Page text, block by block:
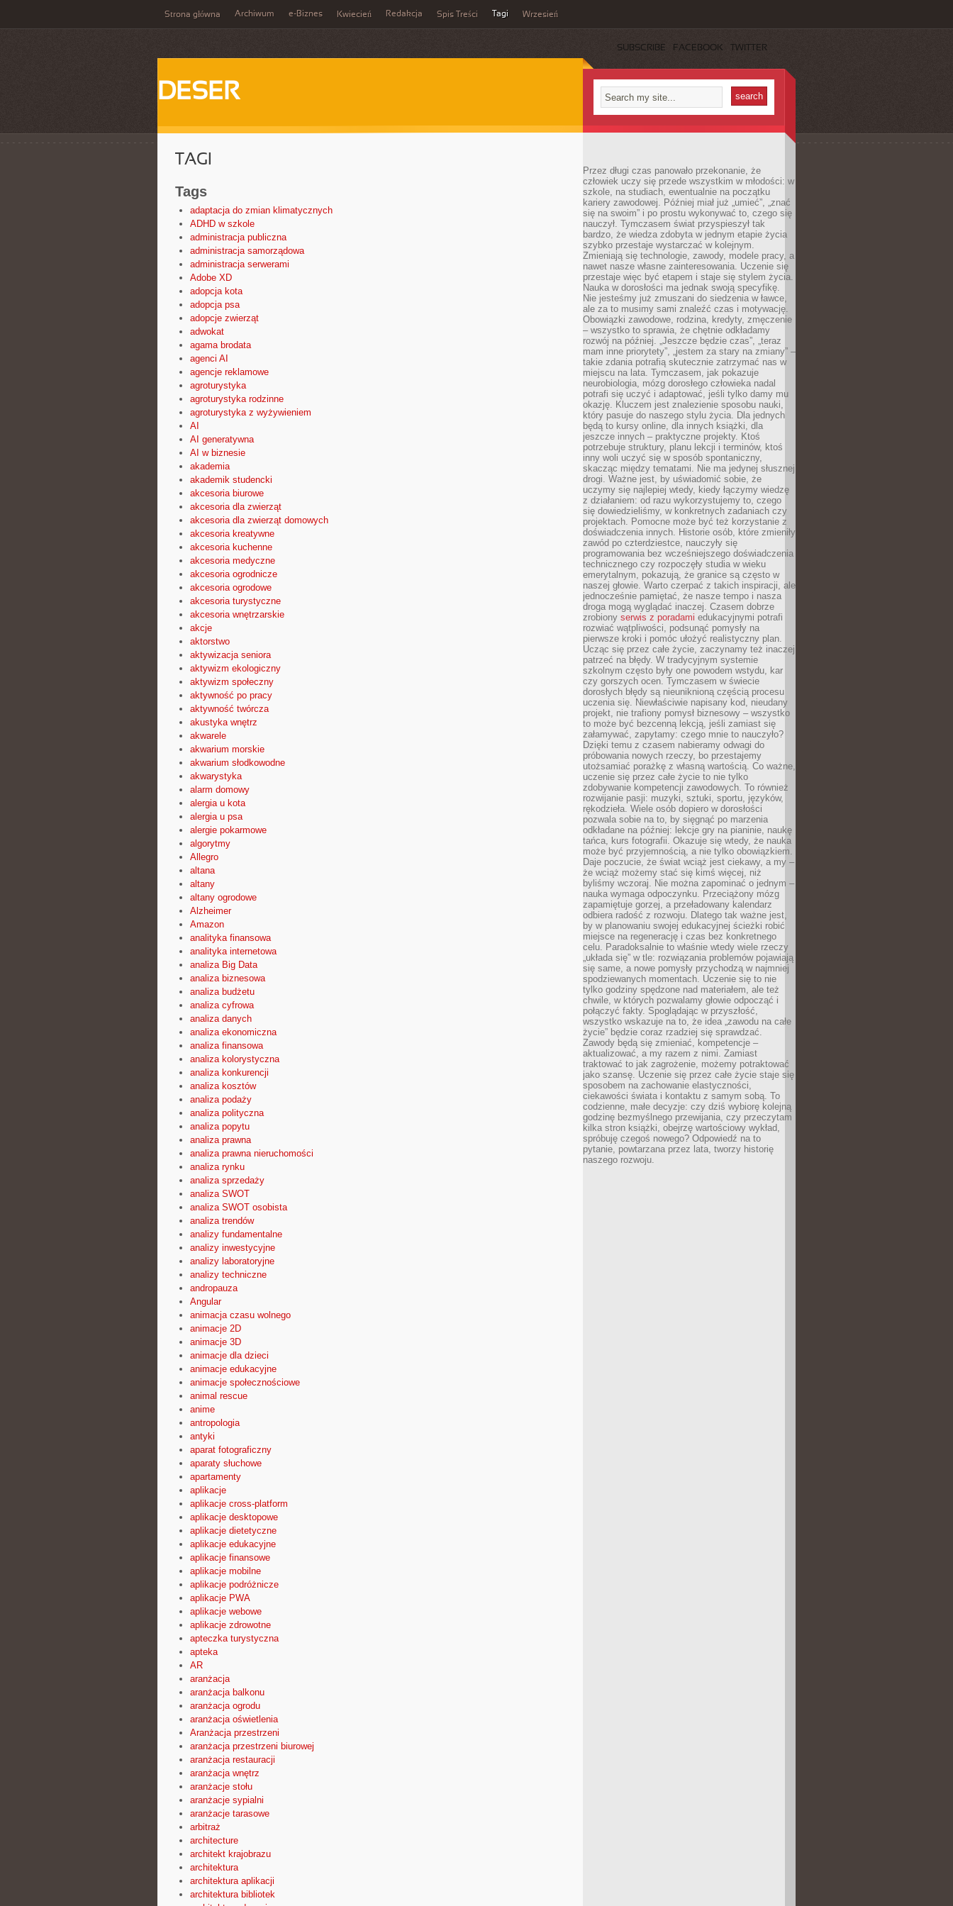
Strona główna Archiwum e-Biznes Kwiecień Redakcja Spis Treści Tagi Wrzesień
SUBSCRIBE FACEBOOK TWITTER
DESER
TAGI
Tags
adaptacja do zmian klimatycznych
ADHD w szkole
administracja publiczna
administracja samorządowa
administracja serwerami
Adobe XD
adopcja kota
adopcja psa
adopcje zwierząt
adwokat
agama brodata
agenci AI
agencje reklamowe
agroturystyka
agroturystyka rodzinne
agroturystyka z wyżywieniem
AI
AI generatywna
AI w biznesie
akademia
akademik studencki
akcesoria biurowe
akcesoria dla zwierząt
akcesoria dla zwierząt domowych
akcesoria kreatywne
akcesoria kuchenne
akcesoria medyczne
akcesoria ogrodnicze
akcesoria ogrodowe
akcesoria turystyczne
akcesoria wnętrzarskie
akcje
aktorstwo
aktywizacja seniora
aktywizm ekologiczny
aktywizm społeczny
aktywność po pracy
aktywność twórcza
akustyka wnętrz
akwarele
akwarium morskie
akwarium słodkowodne
akwarystyka
alarm domowy
alergia u kota
alergia u psa
alergie pokarmowe
algorytmy
Allegro
altana
altany
altany ogrodowe
Alzheimer
Amazon
analityka finansowa
analityka internetowa
analiza Big Data
analiza biznesowa
analiza budżetu
analiza cyfrowa
analiza danych
analiza ekonomiczna
analiza finansowa
analiza kolorystyczna
analiza konkurencji
analiza kosztów
analiza podaży
analiza polityczna
analiza popytu
analiza prawna
analiza prawna nieruchomości
analiza rynku
analiza sprzedaży
analiza SWOT
analiza SWOT osobista
analiza trendów
analizy fundamentalne
analizy inwestycyjne
analizy laboratoryjne
analizy techniczne
andropauza
Angular
animacja czasu wolnego
animacje 2D
animacje 3D
animacje dla dzieci
animacje edukacyjne
animacje społecznościowe
animal rescue
anime
antropologia
antyki
aparat fotograficzny
aparaty słuchowe
apartamenty
aplikacje
aplikacje cross-platform
aplikacje desktopowe
aplikacje dietetyczne
aplikacje edukacyjne
aplikacje finansowe
aplikacje mobilne
aplikacje podróżnicze
aplikacje PWA
aplikacje webowe
aplikacje zdrowotne
apteczka turystyczna
apteka
AR
aranżacja
aranżacja balkonu
aranżacja ogrodu
aranżacja oświetlenia
Aranżacja przestrzeni
aranżacja przestrzeni biurowej
aranżacja restauracji
aranżacja wnętrz
aranżacje stołu
aranżacje sypialni
aranżacje tarasowe
arbitraż
architecture
architekt krajobrazu
architektura
architektura aplikacji
architektura bibliotek
Przez długi czas panowało przekonanie, że
człowiek uczy się przede wszystkim w młodości: w
szkole, na studiach, ewentualnie na początku
kariery zawodowej. Później miał już „umieć”, „znać
się na swoim” i po prostu wykonywać to, czego się
nauczył. Tymczasem świat przyspieszył tak
bardzo, że wiedza zdobyta w jednym etapie życia
szybko przestaje wystarczać w kolejnym.
Zmieniają się technologie, zawody, modele pracy, a
nawet nasze własne zainteresowania. Uczenie się
przestaje więc być etapem i staje się stylem życia.
Nauka w dorosłości ma jednak swoją specyfikę.
Nie jesteśmy już zmuszani do siedzenia w ławce,
ale za to musimy sami znaleźć czas i motywację.
Obowiązki zawodowe, rodzina, kredyty, zmęczenie
– wszystko to sprawia, że chętnie odkładamy
rozwój na później. „Jeszcze będzie czas”, „teraz
mam inne priorytety”, „jestem za stary na zmiany” –
takie zdania potrafią skutecznie zatrzymać nas w
miejscu na lata. Tymczasem, jak pokazuje
neurobiologia, mózg dorosłego człowieka nadal
potrafi się uczyć i adaptować, jeśli tylko damy mu
okazję. Kluczem jest znalezienie sposobu nauki,
który pasuje do naszego stylu życia. Dla jednych
będą to kursy online, dla innych książki, dla
jeszcze innych – praktyczne projekty. Ktoś
potrzebuje struktury, planu lekcji i terminów, ktoś
inny woli uczyć się w sposób spontaniczny,
skacząc między tematami. Nie ma jedynej słusznej
drogi. Ważne jest, by uświadomić sobie, że
uczymy się najlepiej wtedy, kiedy łączymy wiedzę
z działaniem: od razu wykorzystujemy to, czego
się dowiedzieliśmy, w konkretnych zadaniach czy
projektach. Pomocne może być też korzystanie z
doświadczenia innych. Historie osób, które zmieniły
zawód po czterdziestce, nauczyły się
programowania bez wcześniejszego doświadczenia
technicznego czy rozpoczęły studia w wieku
emerytalnym, pokazują, że granice są często w
naszej głowie. Warto czerpać z takich inspiracji, ale
jednocześnie pamiętać, że nasze tempo i nasza
droga mogą wyglądać inaczej. Czasem dobrze
zrobiony serwis z poradami edukacyjnymi potrafi
rozwiać wątpliwości, podsunąć pomysły na
pierwsze kroki i pomóc ułożyć realistyczny plan.
Ucząc się przez całe życie, zaczynamy też inaczej
patrzeć na błędy. W tradycyjnym systemie
szkolnym często były one powodem wstydu, kar
czy gorszych ocen. Tymczasem w świecie
dorosłych błędy są nieuniknioną częścią procesu
uczenia się. Niewłaściwie napisany kod, nieudany
projekt, nie trafiony pomysł biznesowy – wszystko
to może być bezcenną lekcją, jeśli zamiast się
załamywać, zapytamy: czego mnie to nauczyło?
Dzięki temu z czasem nabieramy odwagi do
próbowania nowych rzeczy, bo przestajemy
utożsamiać porażkę z własną wartością. Co ważne,
uczenie się przez całe życie to nie tylko
zdobywanie kompetencji zawodowych. To również
rozwijanie pasji: muzyki, sztuki, sportu, języków,
rękodzieła. Wiele osób dopiero w dorosłości
pozwala sobie na to, by sięgnąć po marzenia
odkładane na później: lekcje gry na pianinie, naukę
tańca, kurs fotografii. Okazuje się wtedy, że nauka
może być przyjemnością, a nie tylko obowiązkiem.
Daje poczucie, że świat wciąż jest ciekawy, a my –
że wciąż możemy stać się kimś więcej, niż
byliśmy wczoraj. Nie można zapominać o jednym –
nauka wymaga odpoczynku. Przeciążony mózg
zapamiętuje gorzej, a przeładowany kalendarz
odbiera radość z rozwoju. Dlatego tak ważne jest,
by w planowaniu swojej edukacyjnej ścieżki robić
miejsce na regenerację i czas bez konkretnego
celu. Paradoksalnie to właśnie wtedy wiele rzeczy
„układa się” w tle: rozwiązania problemów pojawiają
się same, a nowe pomysły przychodzą w najmniej
spodziewanych momentach. Uczenie się to nie
tylko godziny spędzone nad materiałem, ale też
chwile, w których pozwalamy głowie odpocząć i
połączyć fakty. Spoglądając w przyszłość,
wszystko wskazuje na to, że idea „zawodu na całe
życie” będzie coraz rzadziej się sprawdzać.
Zawody będą się zmieniać, kompetencje –
aktualizować, a my razem z nimi. Zamiast
traktować to jak zagrożenie, możemy potraktować
jako szansę. Uczenie się przez całe życie staje się
sposobem na zachowanie elastyczności,
ciekawości świata i kontaktu z samym sobą. To
codzienne, małe decyzje: czy dziś wybiorę kolejną
godzinę bezmyślnego przewijania, czy przeczytam
kilka stron książki, obejrzę wartościowy wykład,
spróbuję czegoś nowego? Odpowiedź na to
pytanie, powtarzana przez lata, tworzy historię
naszego rozwoju.